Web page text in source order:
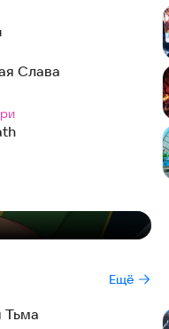
Слава
Ещё
Тьма